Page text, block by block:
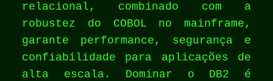
relacional, combinado com a
robustez do COBOL no mainframe,
garante performance, segurança e
confiabilidade para aplicações de
alta escala. Dominar o DB2 é